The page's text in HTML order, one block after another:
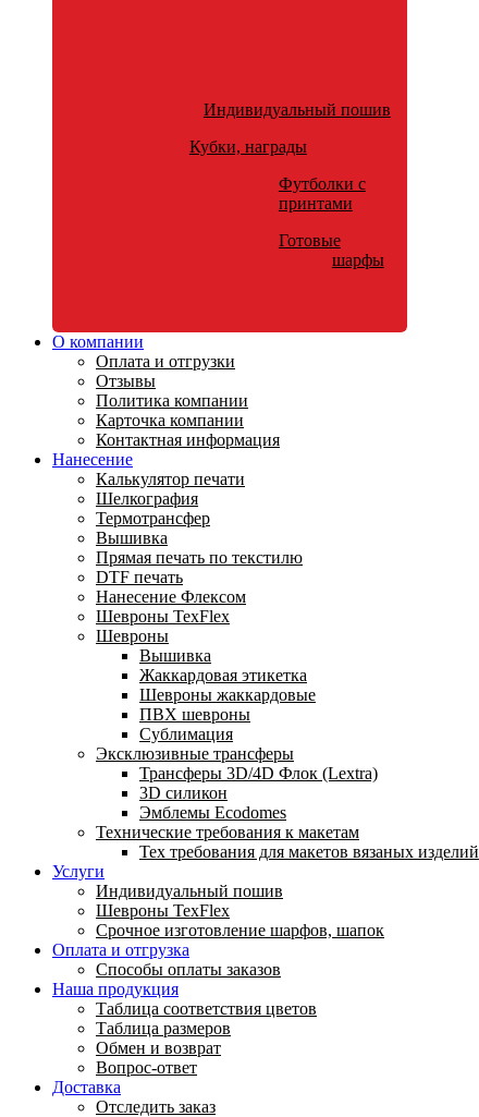
Индивидуальный пошив
Кубки, награды
Футболки с
принтами
Готовые
шарфы
О компании
Оплата и отгрузки
Отзывы
Политика компании
Карточка компании
Контактная информация
Нанесение
Калькулятор печати
Шелкография
Термотрансфер
Вышивка
Прямая печать по текстилю
DTF печать
Нанесение Флексом
Шевроны TexFlex
Шевроны
Вышивка
Жаккардовая этикетка
Шевроны жаккардовые
ПВХ шевроны
Сублимация
Эксклюзивные трансферы
Трансферы 3D/4D Флок (Lextra)
3D силикон
Эмблемы Ecodomes
Технические требования к макетам
Тех требования для макетов вязаных изделий
Услуги
Индивидуальный пошив
Шевроны TexFlex
Срочное изготовление шарфов, шапок
Оплата и отгрузка
Способы оплаты заказов
Наша продукция
Таблица соответствия цветов
Таблица размеров
Обмен и возврат
Вопрос-ответ
Доставка
Отследить заказ